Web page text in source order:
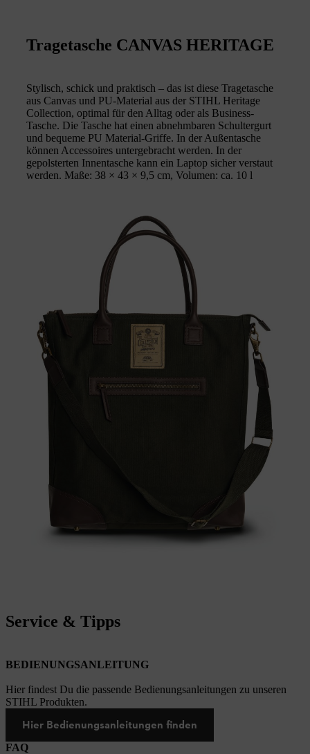
Tragetasche CANVAS HERITAGE
Stylisch, schick und praktisch – das ist diese Tragetasche
aus Canvas und PU-Material aus der STIHL Heritage
Collection, optimal für den Alltag oder als Business-
Tasche. Die Tasche hat einen abnehmbaren Schultergurt
und bequeme PU Material-Griffe. In der Außentasche
können Accessoires untergebracht werden. In der
gepolsterten Innentasche kann ein Laptop sicher verstaut
werden. Maße: 38 × 43 × 9,5 cm, Volumen: ca. 10 l
Service & Tipps
BEDIENUNGSANLEITUNG
Hier findest Du die passende Bedienungsanleitungen zu unseren
STIHL Produkten.
Hier Bedienungsanleitungen finden
FAQ